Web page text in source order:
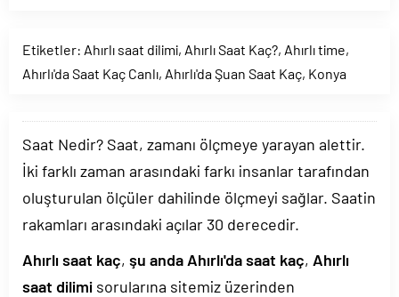
Etiketler: Ahırlı saat dilimi, Ahırlı Saat Kaç?, Ahırlı time,
Ahırlı'da Saat Kaç Canlı, Ahırlı'da Şuan Saat Kaç, Konya
Saat Nedir? Saat, zamanı ölçmeye yarayan alettir.
İki farklı zaman arasındaki farkı insanlar tarafından
oluşturulan ölçüler dahilinde ölçmeyi sağlar. Saatin
rakamları arasındaki açılar 30 derecedir.
Ahırlı saat kaç, şu anda Ahırlı'da saat kaç, Ahırlı
saat dilimi sorularına sitemiz üzerinden